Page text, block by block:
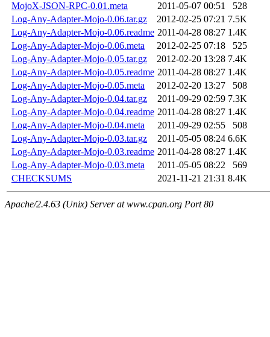
MojoX-JSON-RPC-0.01.meta
2011-05-07 00:51
528
Log-Any-Adapter-Mojo-0.06.tar.gz
2012-02-25 07:21 7.5K
Log-Any-Adapter-Mojo-0.06.readme 2011-04-28 08:27 1.4K
Log-Any-Adapter-Mojo-0.06.meta
2012-02-25 07:18
525
Log-Any-Adapter-Mojo-0.05.tar.gz
2012-02-20 13:28 7.4K
Log-Any-Adapter-Mojo-0.05.readme 2011-04-28 08:27 1.4K
Log-Any-Adapter-Mojo-0.05.meta
2012-02-20 13:27
508
Log-Any-Adapter-Mojo-0.04.tar.gz
2011-09-29 02:59 7.3K
Log-Any-Adapter-Mojo-0.04.readme 2011-04-28 08:27 1.4K
Log-Any-Adapter-Mojo-0.04.meta
2011-09-29 02:55
508
Log-Any-Adapter-Mojo-0.03.tar.gz
2011-05-05 08:24 6.6K
Log-Any-Adapter-Mojo-0.03.readme 2011-04-28 08:27 1.4K
Log-Any-Adapter-Mojo-0.03.meta
2011-05-05 08:22
569
CHECKSUMS
2021-11-21 21:31 8.4K
Apache/2.4.63 (Unix) Server at www.cpan.org Port 80